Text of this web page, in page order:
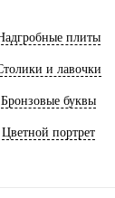
плиты
и лавочки
Бронзовые буквы
Цветной портрет